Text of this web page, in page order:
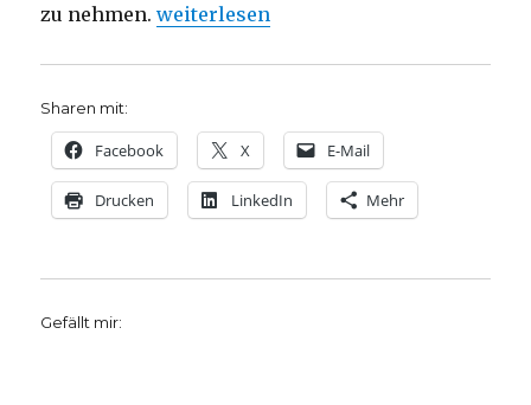
zu nehmen.„Vatikanische Wirtschaftsethik,
weiterlesen
Sharen mit:
Facebook X E-Mail
Drucken LinkedIn Mehr
Gefällt mir: